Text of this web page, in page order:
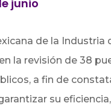
junio
de la Industria
la revisión de 38
a fin de
su